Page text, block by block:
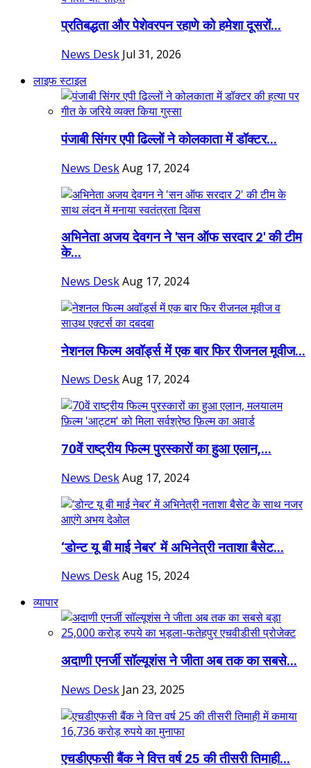
प्रतिबद्धता और पेशेवरपन रहाणे को हमेशा दूसरों...
News Desk Jul 31, 2026
लाइफ स्टाइल
पंजाबी सिंगर एपी ढिल्लों ने कोलकाता में डॉक्टर...
News DeskAug 17, 2024
अभिनेता अजय देवगन ने 'सन ऑफ सरदार 2' की टीम
के...
News DeskAug 17, 2024
नेशनल फिल्म अवॉर्ड्स में एक बार फिर रीजनल मूवीज...
News DeskAug 17, 2024
70वें राष्ट्रीय फिल्म पुरस्कारों का हुआ एलान,...
News DeskAug 17, 2024
‘डोन्ट यू बी माई नेबर’ में अभिनेत्री नताशा बैसेट...
News DeskAug 15, 2024
व्यापार
अदाणी एनर्जी सॉल्यूशंस ने जीता अब तक का सबसे...
News Desk Jan 23, 2025
एचडीएफसी बैंक ने वित्त वर्ष 25 की तीसरी तिमाही...